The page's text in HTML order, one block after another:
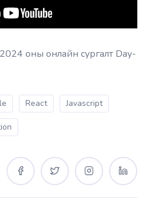
оны онлайн сургалт Day-
React Javascript